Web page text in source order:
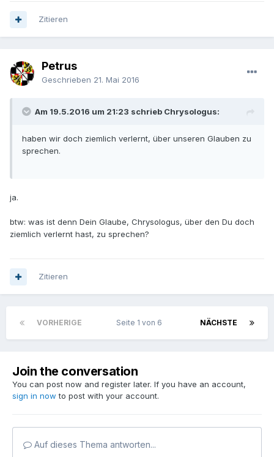
Zitieren
Petrus
Geschrieben 21. Mai 2016
Am 19.5.2016 um 21:23 schrieb Chrysologus:
haben wir doch ziemlich verlernt, über unseren Glauben zu
sprechen.
ja.
btw: was ist denn Dein Glaube, Chrysologus, über den Du doch
ziemlich verlernt hast, zu sprechen?
Zitieren
VORHERIGE NÄCHSTE
Seite 1 von 6
Join the conversation
You can post now and register later. If you have an account,
sign in now to post with your account.
Auf dieses Thema antworten...